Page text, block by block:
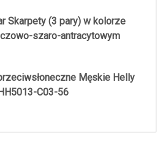
Skarpety (3 pary) w kolorze
szaro-antracytowym
Męskie Helly
C03-56